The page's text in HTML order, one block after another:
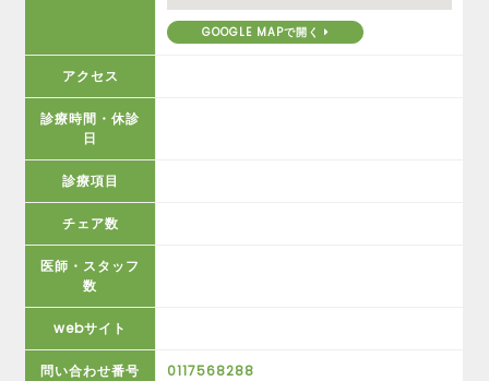
GOOGLE MAPで開く
アクセス
診療時間・休診
日
診療項目
チェア数
医師・スタッフ
数
webサイト
問い合わせ番号 0117568288